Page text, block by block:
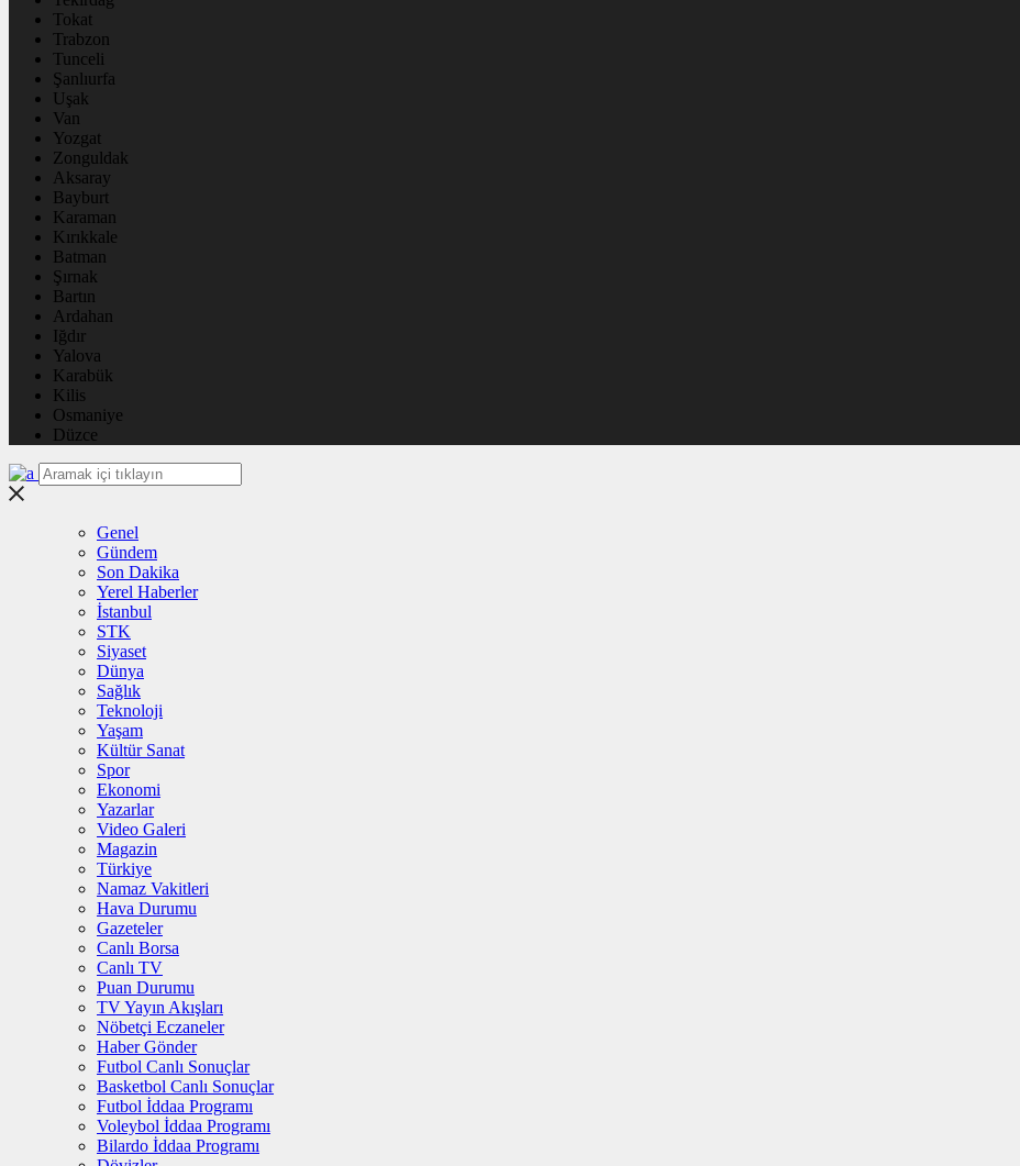
Tokat
Trabzon
Tunceli
Şanlıurfa
Uşak
Van
Yozgat
Zonguldak
Aksaray
Bayburt
Karaman
Kırıkkale
Batman
Şırnak
Bartın
Ardahan
Iğdır
Yalova
Karabük
Kilis
Osmaniye
Düzce
Genel
Gündem
Son Dakika
Yerel Haberler
İstanbul
STK
Siyaset
Dünya
Sağlık
Teknoloji
Yaşam
Kültür Sanat
Spor
Ekonomi
Yazarlar
Video Galeri
Magazin
Türkiye
Namaz Vakitleri
Hava Durumu
Gazeteler
Canlı Borsa
Canlı TV
Puan Durumu
TV Yayın Akışları
Nöbetçi Eczaneler
Haber Gönder
Futbol Canlı Sonuçlar
Basketbol Canlı Sonuçlar
Futbol İddaa Programı
Voleybol İddaa Programı
Bilardo İddaa Programı